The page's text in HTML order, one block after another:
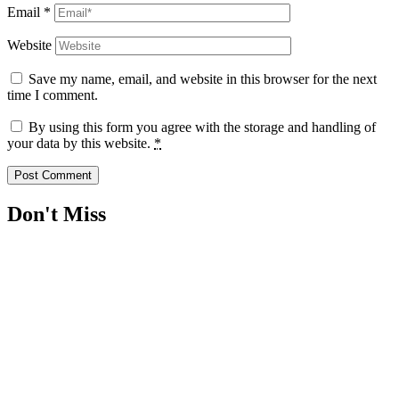
Email *
Website
Save my name, email, and website in this browser for the next
time I comment.
By using this form you agree with the storage and handling of
your data by this website. *
Don't Miss